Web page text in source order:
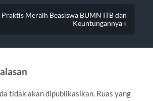
Praktis Meraih Beasiswa BUMN ITB dan
Keuntungannya »
tidak akan dipublikasikan. Ruas yang